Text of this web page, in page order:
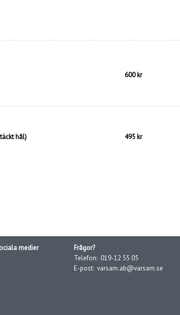
600 kr
hål) 495 kr
medier
Frågor?
Telefon: 019-12 55 05
E-post: varsam.ab@varsam.se